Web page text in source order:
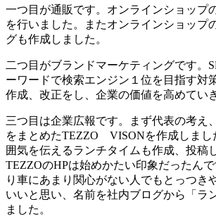
一つ目が通販です。オンラインショップ
を行いました。またオンラインショップ
グも作成しました。
二つ目がブランドマーケティングです。
ーワードで検索エンジン１位を目指す対
作成、改正をし、企業の価値を高めてい
三つ目は企業広報です。まず代表の考え
をまとめたTEZZO VISONを作成しまし
囲気を伝えるランチタイムも作成、投稿
TEZZOのHPは始めかたい印象だったん
り車にあまり関心がない人でもとっつき
いいと思い、名前を社内ブログから「ラ
ました。